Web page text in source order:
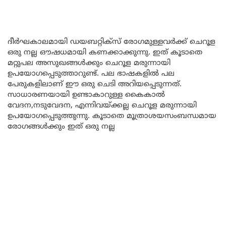
ദീർഘകാലമായി ഡയബറ്റിക്സ് രോഗമുള്ളവർക്ക് ചെറൂള
ഒരു നല്ല ഔഷധമായി കണക്കാക്കുന്നു. ഇത് കൂടാതെ
മറ്റുപല അസുഖങ്ങൾക്കും ചെറൂള മരുന്നായി
ഉപയോഗപ്പെടുത്താറുണ്ട്. പല ഭാഷകളിൽ പല
പേരുകളിലാണ് ഈ ഒരു ചെടി അറിയപ്പെടുന്നത്.
സാധാരണയായി ഉണ്ടാകാറുള്ള കൈകാൽ
വേദന,നടുവേദന, എന്നിവയ്ക്കല്ല ചെറൂള മരുന്നായി
ഉപയോഗപ്പെടുത്തുന്നു. കൂടാതെ മൂത്രാശയസംബന്ധമായ
രോഗങ്ങൾക്കും ഇത് ഒരു നല്ല